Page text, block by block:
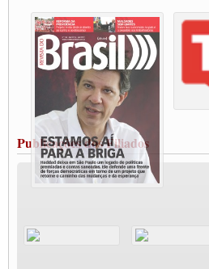
Condutores de Guarulhos farão greve sanitária
Paralisação dos Caminhoneiros na #BR285,
Rio Grande
Caminhoneiros bloqueiam duas faixas na Castello
Modal-Live #13 Aumento da Violência Contra
Trabalhadora em Tempos de Pandemia
MODAL-LIVE#12 POLÍTICAS PÚBLICAS
CLASSE TRABALHADORA E ELEIÇÕES
MODAL-LIVE#11 POLÍTICAS PÚBLICAS
JUVENTUDE DO TRANSPORTE: POR
Fabio Primo testa positivo para Coronavírus, mas
Modal-Live#9 Quais são os direitos dos
Participe da Campanha Fora Bolsonaro
CNTTL e FECOOTAC apoiam Campanha de
Publicações dos Filiados